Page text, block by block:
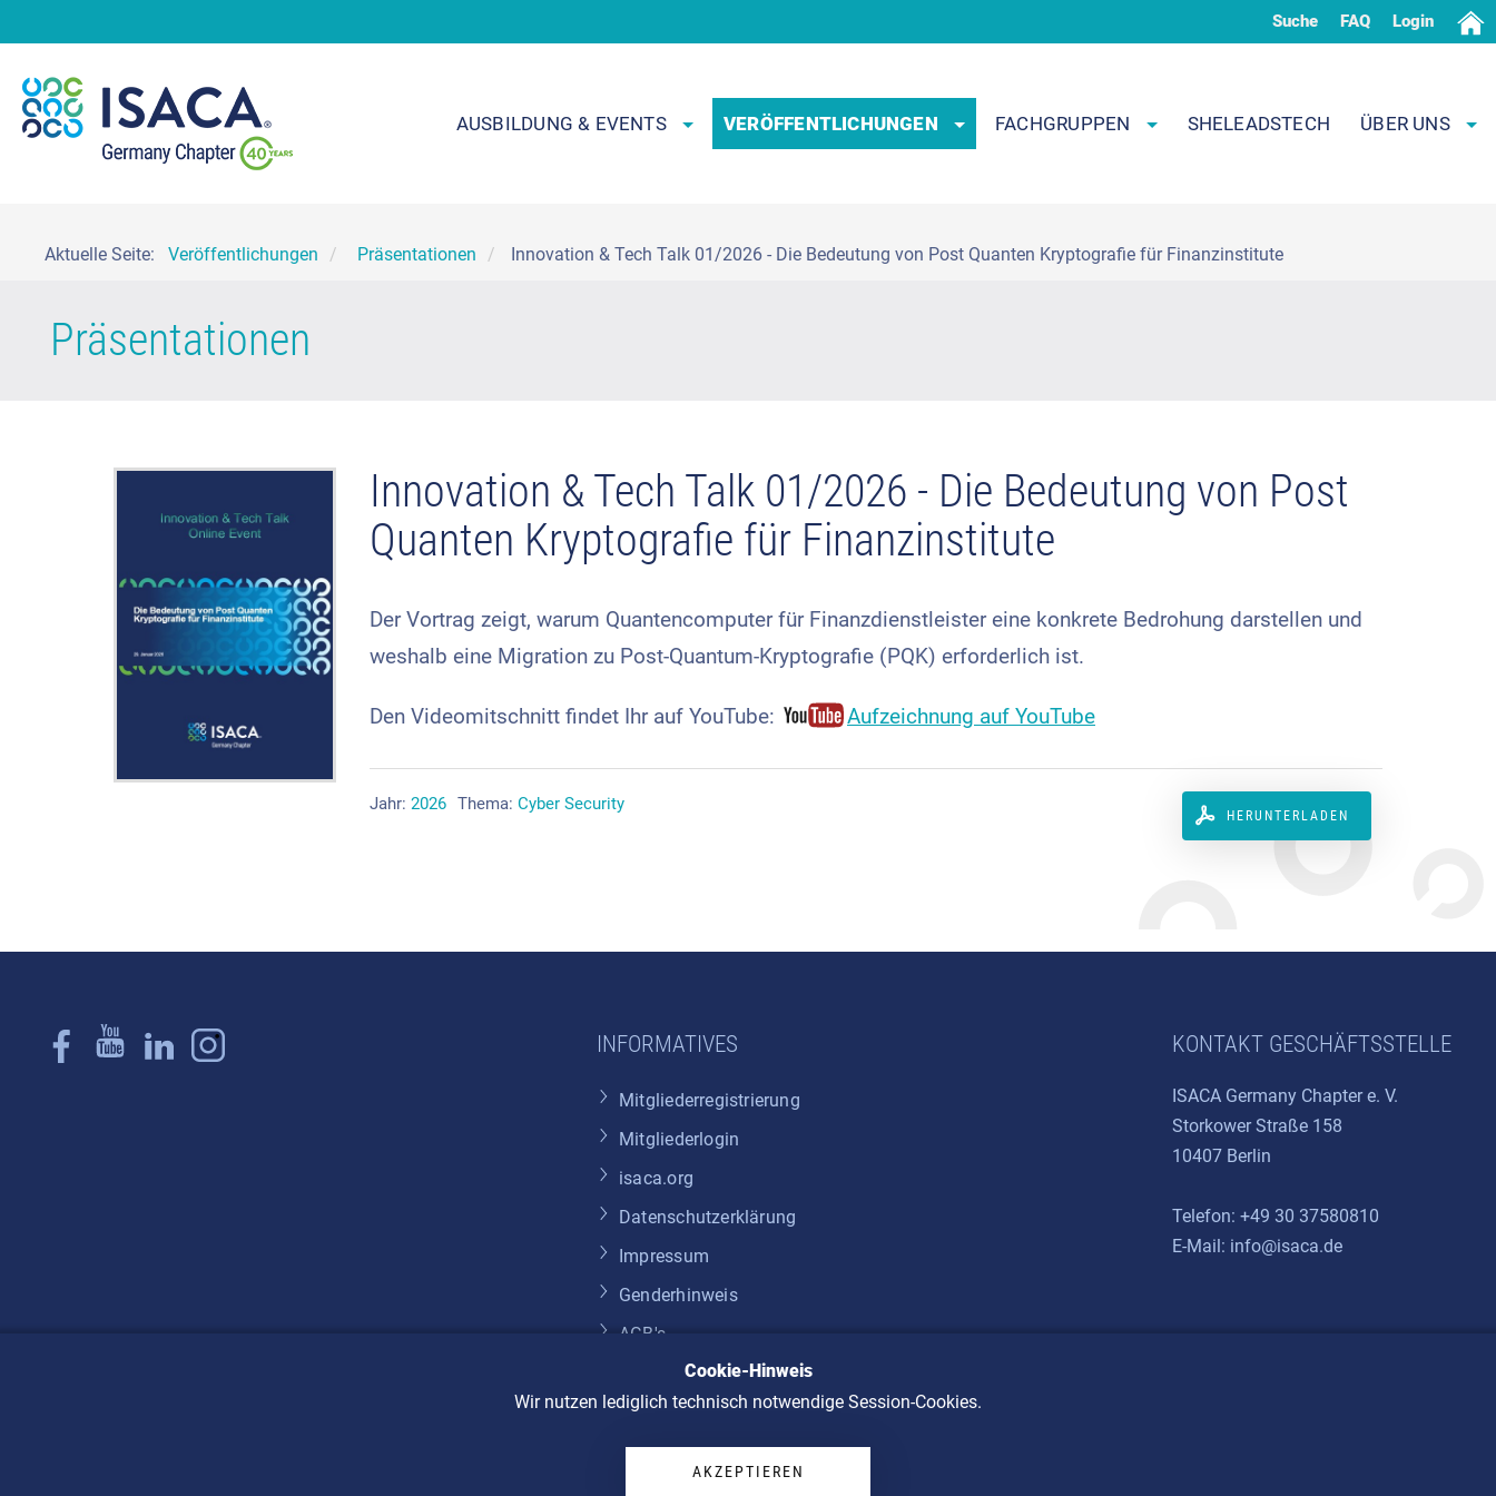
Suche FAQ Login
AUSBILDUNG & EVENTS VERÖFFENTLICHUNGEN FACHGRUPPEN SHELEADSTECH ÜBER UNS
Aktuelle Seite: Veröffentlichungen Präsentationen Innovation & Tech Talk 01/2026 - Die Bedeutung von Post Quanten Kryptografie für Finanzinstitute
Präsentationen
Innovation & Tech Talk 01/2026 - Die Bedeutung von Post
Quanten Kryptografie für Finanzinstitute
Der Vortrag zeigt, warum Quantencomputer für Finanzdienstleister eine konkrete Bedrohung darstellen und
weshalb eine Migration zu Post-Quantum-Kryptografie (PQK) erforderlich ist.
Den Videomitschnitt findet Ihr auf YouTube: Aufzeichnung auf YouTube
Jahr: 2026 Thema: Cyber Security
HERUNTERLADEN
INFORMATIVES
Mitgliederregistrierung
Mitgliederlogin
isaca.org
Datenschutzerklärung
Impressum
Genderhinweis
AGB's
Widerruf
KONTAKT GESCHÄFTSSTELLE
ISACA Germany Chapter e. V.
Storkower Straße 158
10407 Berlin
Telefon: +49 30 37580810
E-Mail: info@isaca.de
Cookie-Hinweis
Wir nutzen lediglich technisch notwendige Session-Cookies.
AKZEPTIEREN